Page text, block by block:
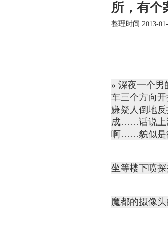
所，有
整理时间:2013-
» 深夜一个
车三个方向
嫌疑人倒地
成……话说上
啊……貌似是
坐等楼下喷
魔都的摄像